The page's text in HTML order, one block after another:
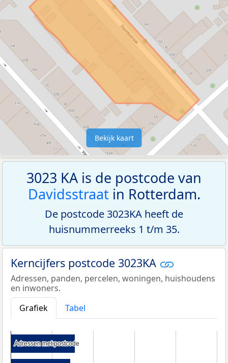
Bekijk kaart
3023 KA is de postcode van
Davidsstraatin Rotterdam.
De postcode 3023KA heeft de
huisnummerreeks 1 t/m 35.
Kerncijfers postcode 3023KA
Adressen, panden, percelen, woningen, huishoudens
en inwoners.
Grafiek
Tabel
Adressen met postcode
Adressen met postcode